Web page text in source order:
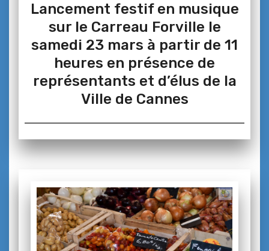
Lancement festif en musique
sur le Carreau Forville le
samedi 23 mars à partir de 11
heures en présence de
représentants et d’élus de la
Ville de Cannes